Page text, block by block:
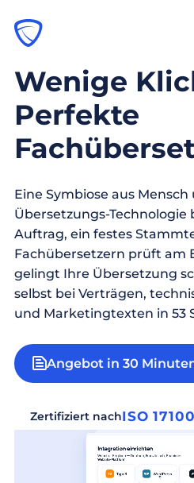
Wenige
Perfekte
Eine Symbiose aus Mensch
Übersetzungs-
Auftrag, ein festes
Fachübersetzern prüft am
gelingt Ihre Übersetzung
selbst bei Verträgen,
und Marketingtexten in 53
Angebot in 30
Zertifiziert nachISO 17100